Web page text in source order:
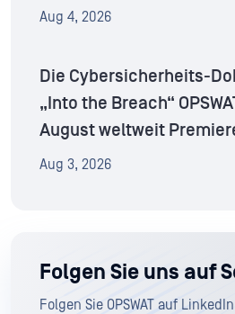
Aug 4, 2026
Die Cybersicherheits-
„Into the Breach“
August weltweit
Aug 3, 2026
Folgen Sie uns auf
Folgen Sie OPSWAT auf